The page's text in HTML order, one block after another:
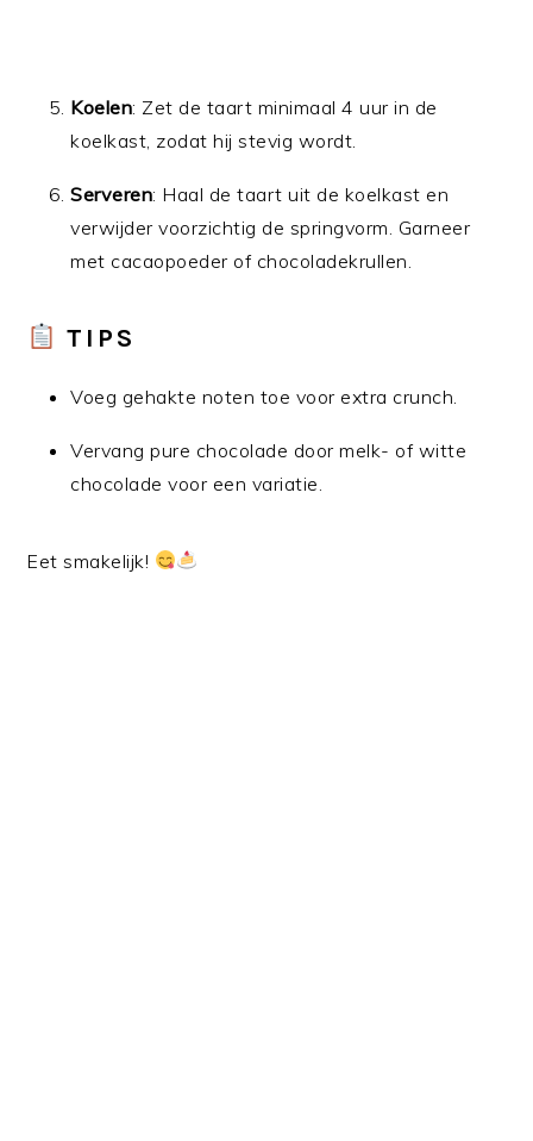
Koelen: Zet de taart minimaal 4 uur in de
koelkast, zodat hij stevig wordt.
Serveren: Haal de taart uit de koelkast en
verwijder voorzichtig de springvorm. Garneer
met cacaopoeder of chocoladekrullen.
TIPS
Voeg gehakte noten toe voor extra crunch.
Vervang pure chocolade door melk- of witte
chocolade voor een variatie.
Eet smakelijk!